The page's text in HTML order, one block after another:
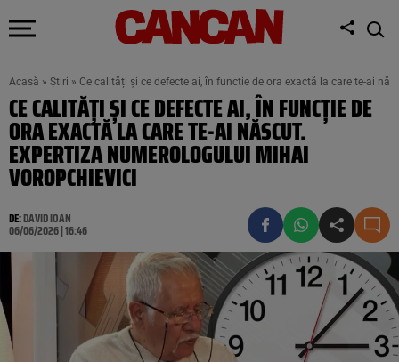
Acasă » Știri » Ce calități și ce defecte ai, în funcție de ora exactă la care te-ai
CE CALITĂȚI ȘI CE DEFECTE AI, ÎN FUNCȚIE DE
ORA EXACTĂ LA CARE TE-AI NĂSCUT.
EXPERTIZA NUMEROLOGULUI MIHAI
VOROPCHIEVICI
DE:DAVID IOAN
06/06/2026 | 16:46